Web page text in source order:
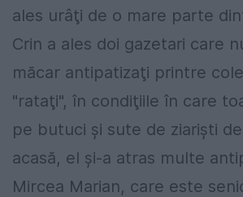
ales urâţi de o mare parte
Crin a ales doi gazetari care
măcar antipatizaţi printre
"rataţi", în condiţiile în care
pe butuci şi sute de ziarişti
acasă, el şi-a atras multe
Mircea Marian, care este